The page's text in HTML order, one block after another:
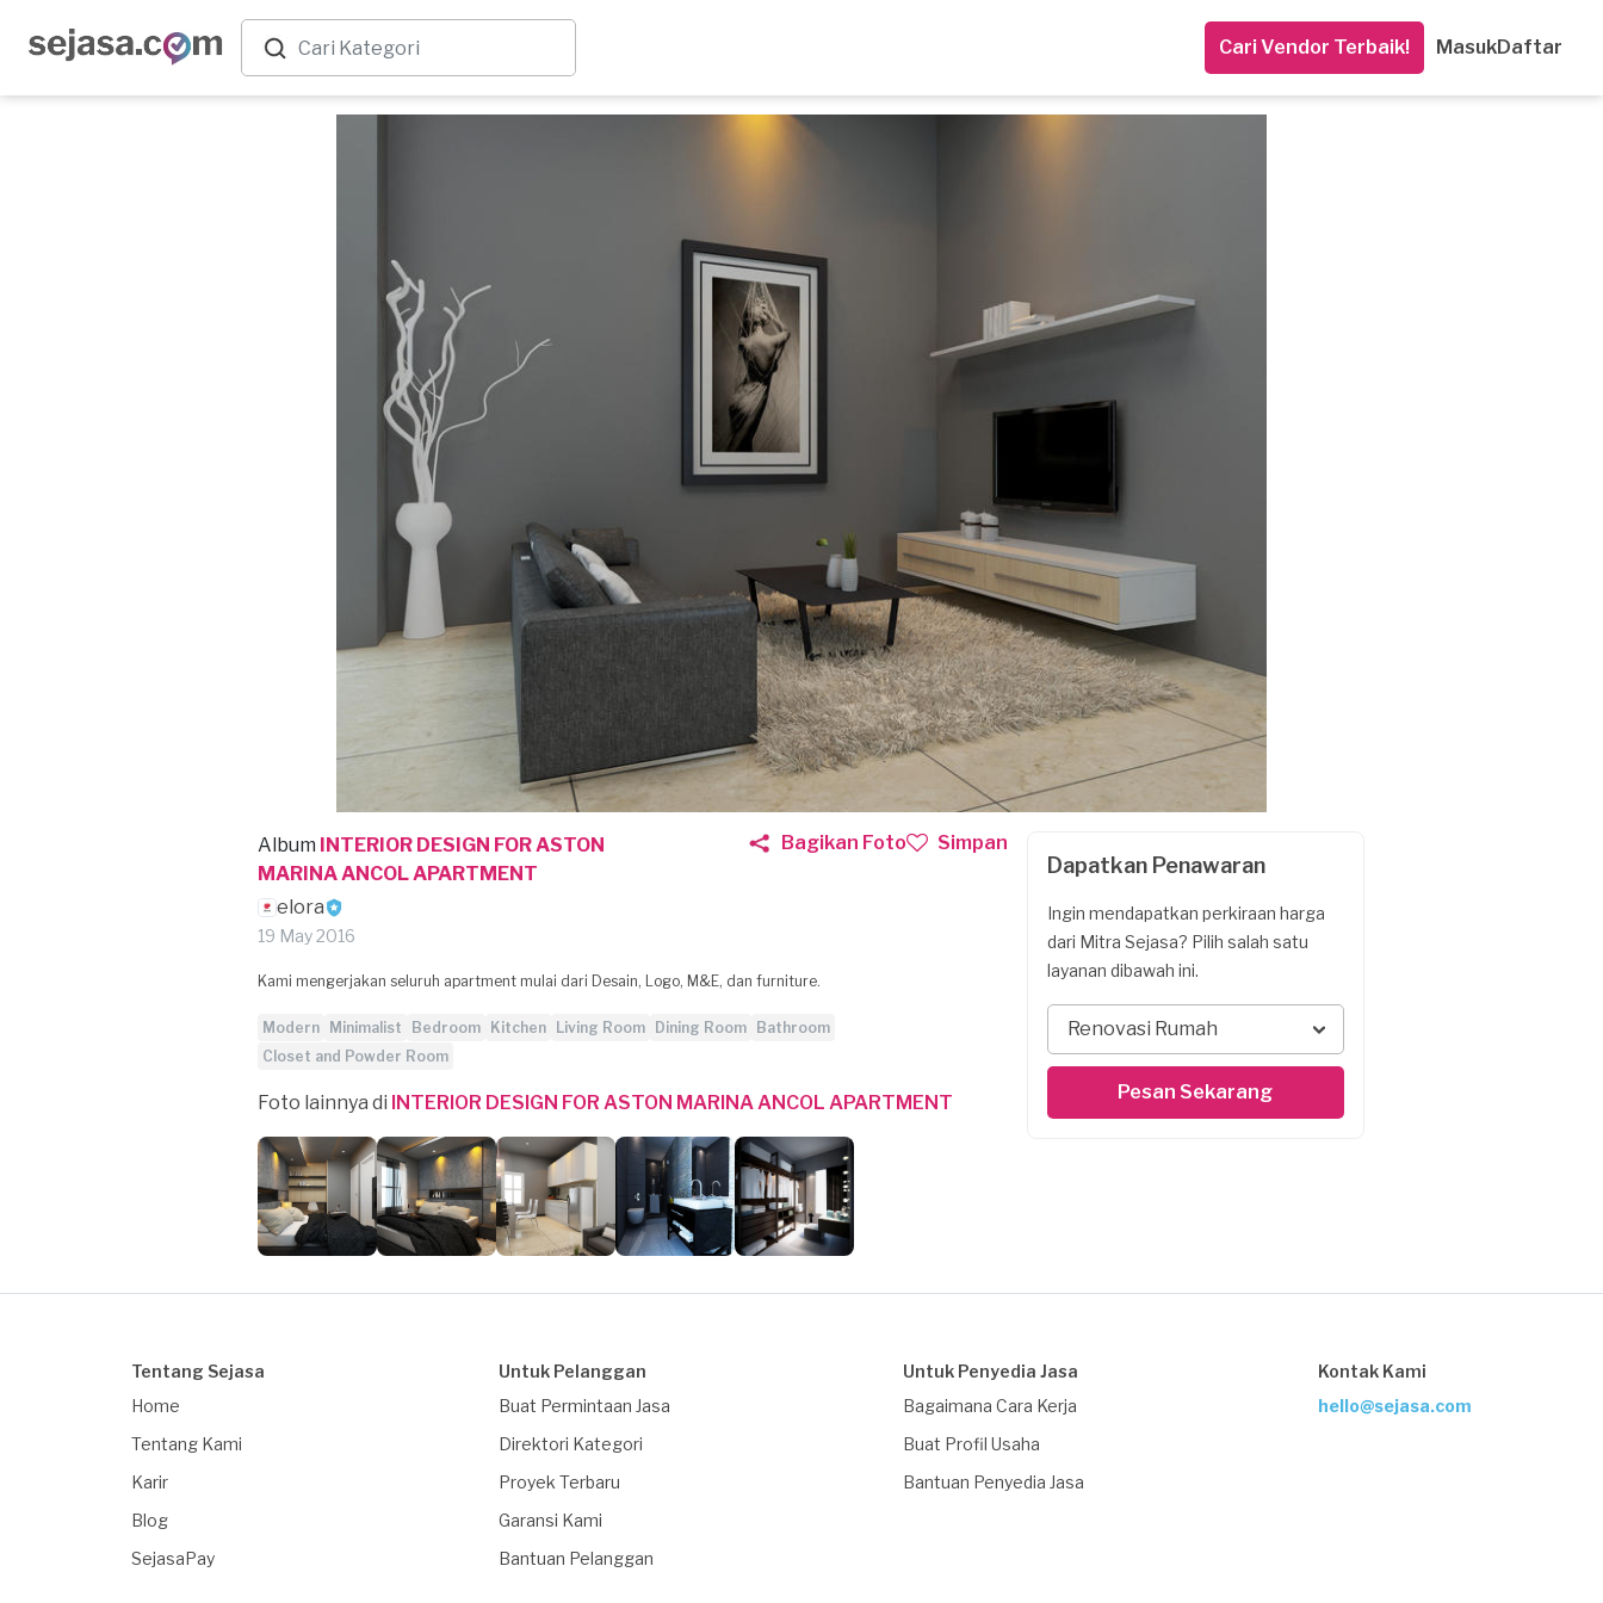
Cari Vendor Terbaik! MasukDaftar
Album INTERIOR DESIGN FOR ASTON
MARINA ANCOL APARTMENT
elora
19 May 2016
Bagikan Foto Simpan
Kami mengerjakan seluruh apartment mulai dari Desain, Logo, M&E, dan furniture.
Modern Minimalist Bedroom Kitchen Living Room Dining Room
Bathroom
Closet and Powder Room
Foto lainnya di INTERIOR DESIGN FOR ASTON MARINA ANCOL APARTMENT
Dapatkan Penawaran
Ingin mendapatkan perkiraan harga
dari Mitra Sejasa? Pilih salah satu
layanan dibawah ini.
Renovasi Rumah
Pesan Sekarang
Tentang Sejasa
Home
Tentang Kami
Karir
Blog
SejasaPay
Untuk Pelanggan
Buat Permintaan Jasa
Direktori Kategori
Proyek Terbaru
Garansi Kami
Bantuan Pelanggan
Untuk Penyedia Jasa
Bagaimana Cara Kerja
Buat Profil Usaha
Bantuan Penyedia Jasa
Kontak Kami
hello@sejasa.com